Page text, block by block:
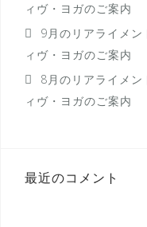
ィヴ・ヨガのご案内
9月のリアライメ
ィヴ・ヨガのご案内
8月のリアライメ
ィヴ・ヨガのご案内
最近のコメント